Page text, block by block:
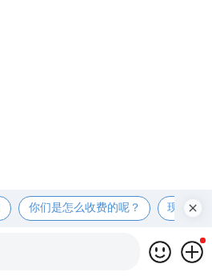
你们是怎么收费的呢？ 现在有